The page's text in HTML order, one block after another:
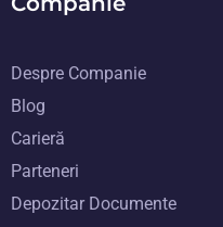
Despre Companie
Blog
Carieră
Parteneri
Depozitar Documente